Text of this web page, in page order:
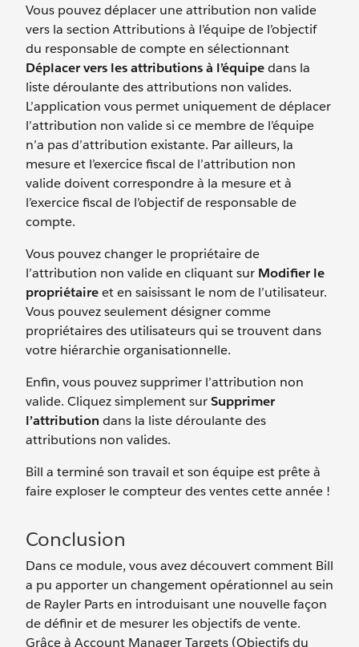
Vous pouvez déplacer une attribution non valide
vers la section Attributions à l’équipe de l’objectif
du responsable de compte en sélectionnant
Déplacer vers les attributions à l’équipedans la
liste déroulante des attributions non valides.
L’application vous permet uniquement de déplacer
l’attribution non valide si ce membre de l’équipe
n’a pas d’attribution existante. Par ailleurs, la
mesure et l’exercice fiscal de l’attribution non
valide doivent correspondre à la mesure et à
l’exercice fiscal de l’objectif de responsable de
compte.
Vous pouvez changer le propriétaire de
l’attribution non valide en cliquant sur Modifier le
propriétaireet en saisissant le nom de l’utilisateur.
Vous pouvez seulement désigner comme
propriétaires des utilisateurs qui se trouvent dans
votre hiérarchie organisationnelle.
Enfin, vous pouvez supprimer l’attribution non
valide. Cliquez simplement surSupprimer
l’attribution dans la liste déroulante des
attributions non valides.
Bill a terminé son travail et son équipe est prête à
faire exploser le compteur des ventes cette année !
Conclusion
Dans ce module, vous avez découvert comment Bill
a pu apporter un changement opérationnel au sein
de Rayler Parts en introduisant une nouvelle façon
de définir et de mesurer les objectifs de vente.
Grâce à Account Manager Targets (Objectifs du